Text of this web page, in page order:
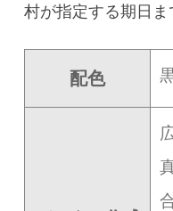
村が指定する期日ま
配色